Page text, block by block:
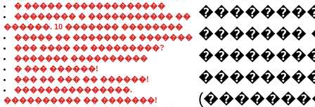
� ����� �������������
�������� � ����������� ��
������. 10 ������� ��������
����� �� ������� � �������
��� ���� �� ���������?
������� ����������
� ��� ������!
��� �� ��� �� ������!
���������������.
���������� �� �������!
�������